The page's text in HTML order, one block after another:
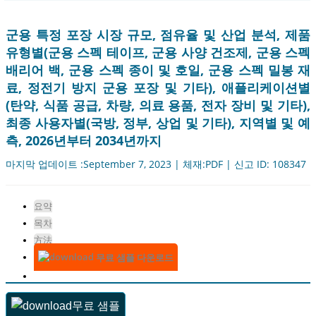
군용 특정 포장 시장 규모, 점유율 및 산업 분석, 제품
유형별(군용 스펙 테이프, 군용 사양 건조제, 군용 스펙
배리어 백, 군용 스펙 종이 및 호일, 군용 스펙 밀봉 재
료, 정전기 방지 군용 포장 및 기타), 애플리케이션별
(탄약, 식품 공급, 차량, 의료 용품, 전자 장비 및 기타),
최종 사용자별(국방, 정부, 상업 및 기타), 지역별 및 예
측, 2026년부터 2034년까지
마지막 업데이트 :September 7, 2023 | 체재:PDF | 신고 ID: 108347
요약
목차
方法
무료 샘플 다운로드
무료 샘플